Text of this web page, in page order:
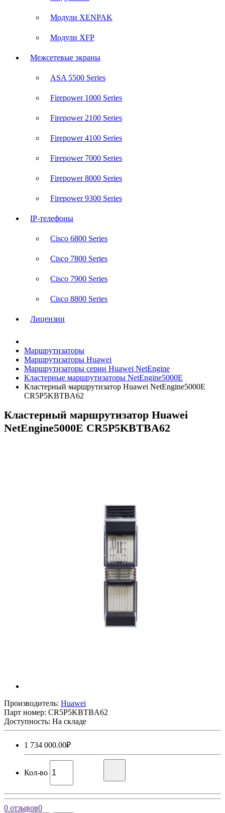
Модули XENPAK
Модули XFP
Межсетевые экраны
ASA 5500 Series
Firepower 1000 Series
Firepower 2100 Series
Firepower 4100 Series
Firepower 7000 Series
Firepower 8000 Series
Firepower 9300 Series
IP-телефоны
Cisco 6800 Series
Cisco 7800 Series
Cisco 7900 Series
Cisco 8800 Series
Лицензии
Маршрутизаторы
Маршрутизаторы Huawei
Маршрутизаторы серии Huawei NetEngine
Кластерные маршрутизаторы NetEngine5000E
Кластерный маршрутизатор Huawei NetEngine5000E
CR5P5KBTBA62
Кластерный маршрутизатор Huawei
NetEngine5000E CR5P5KBTBA62
Производитель: Huawei
Парт номер: CR5P5KBTBA62
Доступность: На складе
1 734 000.00₽
Кол-во
0 отзывов0